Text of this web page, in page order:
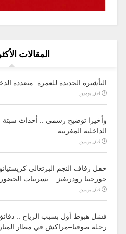
المقالات
التأشيرة الجديدة للعمرة: متعددة
قبل يومين
وأخيرا توضيح رسمي .. أحداث
الداخلية المغربية
قبل يومين
حفل زفاف النجم البرتغالي
جورجينا رودريغيز .. تسريبات الحضور
قبل يومين
فشل هبوط أول بسبب الرياح ..
رحلة صوفيا–مراكش في مطار